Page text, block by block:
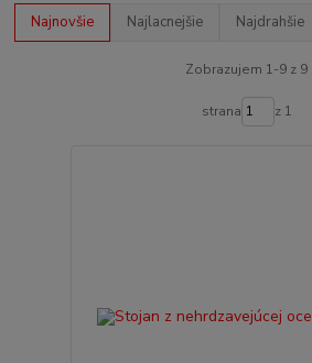
Najnovšie Najlacnejšie Najdrahšie
Zobrazujem 1-9 z 9
strana z 1